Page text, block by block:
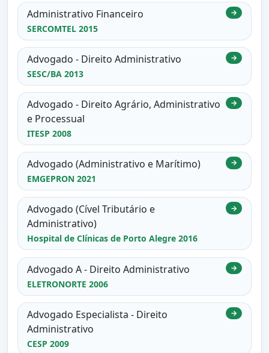
Administrativo Financeiro
SERCOMTEL 2015
→
Advogado - Direito Administrativo
SESC/BA 2013
→
Advogado - Direito Agrário, Administrativo
e Processual
ITESP 2008
→
Advogado (Administrativo e Marítimo)
EMGEPRON 2021
→
Advogado (Cível Tributário e
Administrativo)
Hospital de Clínicas de Porto Alegre 2016
→
Advogado A - Direito Administrativo
ELETRONORTE 2006
→
Advogado Especialista - Direito
Administrativo
CESP 2009
→